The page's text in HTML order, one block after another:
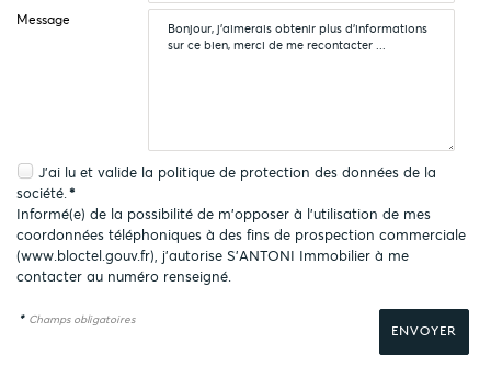
Message
J'ai lu et valide la politique de protection des données de la
société.*
Informé(e) de la possibilité de m'opposer à l'utilisation de mes
coordonnées téléphoniques à des fins de prospection commerciale
(www.bloctel.gouv.fr), j'autorise S'ANTONI Immobilier à me
contacter au numéro renseigné.
* Champs obligatoires